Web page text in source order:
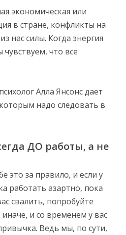
экономическая или
в стране, конфликты на
нас силы. Когда энергия
что все
Алла Янсонс дает
надо следовать в
ДО работы, а не
это за правило, и если у
работать азартно, пока
свалить, попробуйте
и со временем у вас
Ведь мы, по сути,